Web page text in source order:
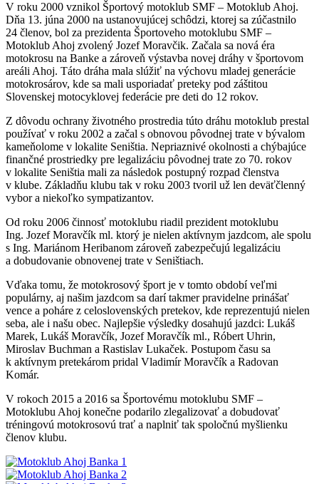
V roku 2000 vznikol Športový motoklub SMF – Motoklub Ahoj.
Dňa 13. júna 2000 na ustanovujúcej schôdzi, ktorej sa zúčastnilo
24 členov, bol za prezidenta Športoveho motoklubu SMF –
Motoklub Ahoj zvolený Jozef Moravčik. Začala sa nová éra
motokrosu na Banke a zároveň výstavba novej dráhy v športovom
areáli Ahoj. Táto dráha mala slúžiť na výchovu mladej generácie
motokrosárov, kde sa mali usporiadať preteky pod záštitou
Slovenskej motocyklovej federácie pre deti do 12 rokov.
Z dôvodu ochrany životného prostredia túto dráhu motoklub prestal
používať v roku 2002 a začal s obnovou pôvodnej trate v bývalom
kameňolome v lokalite Seništia. Nepriaznivé okolnosti a chýbajúce
finančné prostriedky pre legalizáciu pôvodnej trate zo 70. rokov
v lokalite Seništia mali za následok postupný rozpad členstva
v klube. Základňu klubu tak v roku 2003 tvoril už len deväťčlenný
vybor a niekoľko sympatizantov.
Od roku 2006 činnosť motoklubu riadil prezident motoklubu
Ing. Jozef Moravčík ml. ktorý je nielen aktívnym jazdcom, ale spolu
s Ing. Mariánom Heribanom zároveň zabezpečujú legalizáciu
a dobudovanie obnovenej trate v Seništiach.
Vďaka tomu, že motokrosový šport je v tomto období veľmi
populárny, aj našim jazdcom sa darí takmer pravidelne prinášať
vence a poháre z celoslovenských pretekov, kde reprezentujú nielen
seba, ale i našu obec. Najlepšie výsledky dosahujú jazdci: Lukáš
Marek, Lukáš Moravčík, Jozef Moravčík ml., Róbert Uhrin,
Miroslav Buchman a Rastislav Lukaček. Postupom času sa
k aktívnym pretekárom pridal Vladimír Moravčík a Radovan
Komár.
V rokoch 2015 a 2016 sa Športovému motoklubu SMF –
Motoklubu Ahoj konečne podarilo zlegalizovať a dobudovať
tréningovú motokrosovú trať a naplniť tak spoločnú myšlienku
členov klubu.